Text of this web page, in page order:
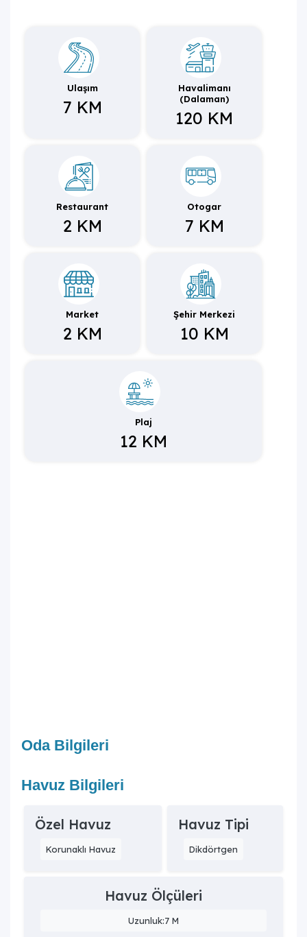
Doğa içinde ailenizle baş başa hoş bir tatil geçirmeniz için
tatil evi, siz değerli misafirlerine kapılarını aralamaktadır.
Ulaşım
7 KM
Havalimanı
(Dalaman)
120 KM
Restaurant
2 KM
Otogar
7 KM
Market
2 KM
Şehir Merkezi
10 KM
Plaj
12 KM
Oda Bilgileri
Havuz Bilgileri
Özel Havuz
Korunaklı Havuz
Havuz Tipi
Dikdörtgen
Havuz Ölçüleri
Uzunluk:7 M